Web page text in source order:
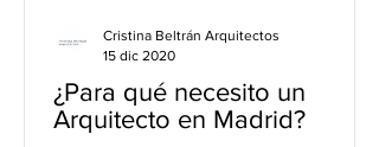
¿Para qué necesito un
Arquitecto en Madrid?
Cristina Beltrán Arquitectos
15 dic 2020